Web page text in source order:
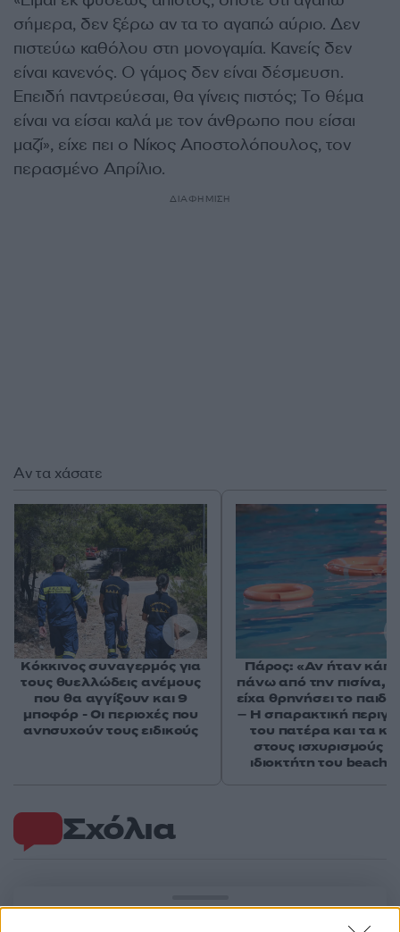
σήμερα, δεν ξέρω αν τα το αγαπώ αύριο. Δεν
πιστεύω καθόλου στη μονογαμία. Κανείς δεν
είναι κανενός. Ο γάμος δεν είναι δέσμευση.
Επειδή παντρεύεσαι, θα γίνεις πιστός; Το θέμα
είναι να είσαι καλά με τον άνθρωπο που είσαι
μαζί», είχε πει ο Νίκος Αποστολόπουλος, τον
περασμένο Απρίλιο.
ΔΙΑΦΗΜΙΣΗ
Σχόλια
Αν τα χάσατε
Κόκκινος συναγερμός για
τους θυελλώδεις ανέμους
που θα αγγίξουν και 9
μποφόρ - Οι περιοχές που
ανησυχούν τους ειδικούς
Πάρος: «Αν ήταν
πάνω από την πισίνα,
είχα θρηνήσει το παιδί
– Η σπαρακτική
του πατέρα και τα
στους ισχυρισμούς
ιδιοκτήτη του beach